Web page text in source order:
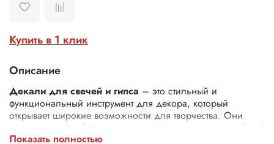
Купить в 1 клик
Описание
Декали для свечей и гипса – это стильный и
функциональный инструмент для декора, который
открывает широкие возможности для творчества. Они
представляют собой универсальный материал, способный
преобразить не только свечи и гипсовые изделия, но и
Показать полностью